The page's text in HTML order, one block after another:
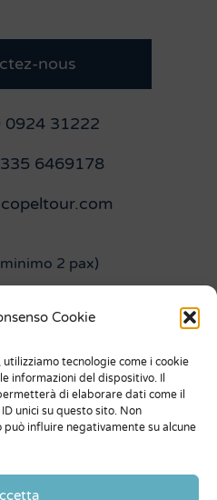
Cookie
tecnologie come i cookie
informazioni del dispositivo. Il
di elaborare dati come il
unici su questo sito. Non
influire negativamente su alcune
nous
0924 31222
6469178
2 pax)